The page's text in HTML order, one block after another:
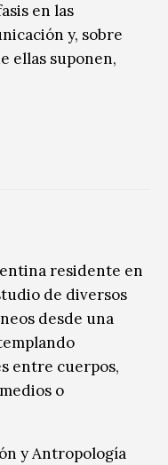
en las
y, sobre
ellas suponen,
residente en
de diversos
desde una
entre cuerpos,
o
y Antropología